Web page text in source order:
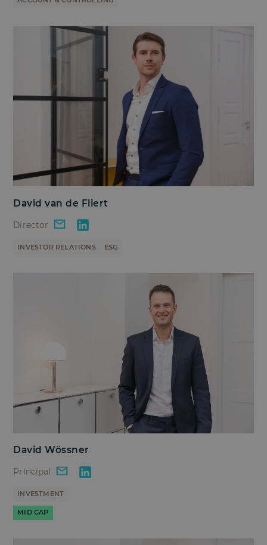
David van de Fliert
Director
INVESTOR RELATIONS ESG
David Wössner
Principal
INVESTMENT
MID CAP